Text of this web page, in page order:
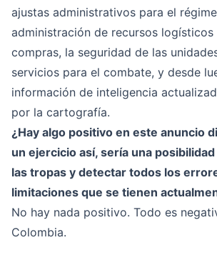
ajustas administrativos para el
administración de recursos
compras, la seguridad de las
servicios para el combate, y desde
información de inteligencia
por la cartografía.
¿Hay algo positivo en este anuncio
un ejercicio así, sería una
las tropas y detectar todos los
limitaciones que se tienen
No hay nada positivo. Todo es
Colombia.